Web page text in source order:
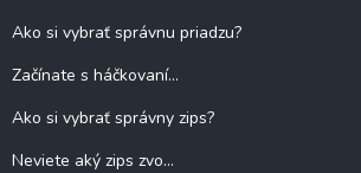
Ako si vybrať správnu priadzu?
Začínate s háčkovaní...
Ako si vybrať správny zips?
Neviete aký zips zvo...